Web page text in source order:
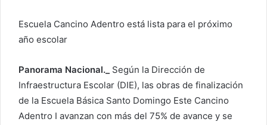
Escuela Cancino Adentro está lista para el próximo
año escolar
Panorama Nacional._ Según la Dirección de
Infraestructura Escolar (DIE), las obras de finalización
de la Escuela Básica Santo Domingo Este Cancino
Adentro I avanzan con más del 75% de avance y se